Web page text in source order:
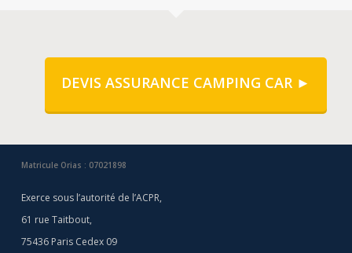
DEVIS ASSURANCE CAMPING CAR ►
Matricule Orias : 07021898
Exerce sous l’autorité de l’ACPR,
61 rue Taitbout,
75436 Paris Cedex 09